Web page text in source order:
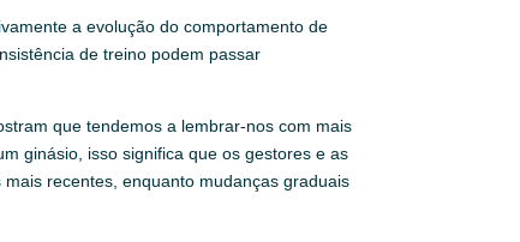
a evolução do comportamento de
de treino podem passar
que tendemos a lembrar-nos com mais
ginásio, isso significa que os gestores e as
recentes, enquanto mudanças graduais